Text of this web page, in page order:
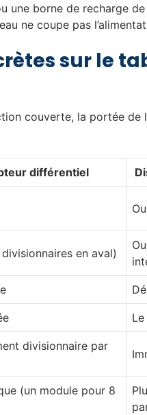
une borne de recharge
ne coupe pas
sur le
couverte, la portée de
différentiel
en aval)
divisionnaire par
(un module pour 8